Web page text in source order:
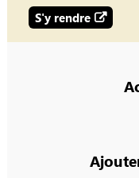
S'y rendre